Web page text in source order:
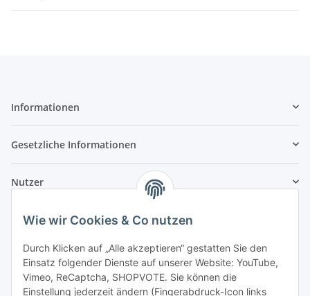
Wie wir Cookies & Co nutzen
Durch Klicken auf „Alle akzeptieren“ gestatten Sie den
Einsatz folgender Dienste auf unserer Website: YouTube,
Vimeo, ReCaptcha, SHOPVOTE. Sie können die
Einstellung jederzeit ändern (Fingerabdruck-Icon links
Informationen
Gesetzliche Informationen
Nutzer